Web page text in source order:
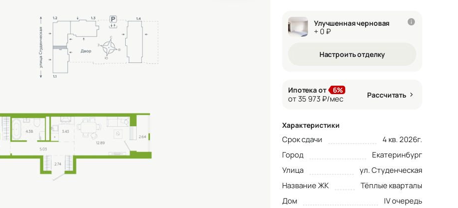
Улучшенная черновая
+ 0 ₽
Настроить отделку
Ипотека от 6%
от 35 973 ₽/мес Рассчитать
Характеристики
Срок сдачи
4 кв. 2026г.
Город
Екатеринбург
Улица
ул. Студенческая
Название ЖК
Тёплые кварталы
Дом
IV очередь